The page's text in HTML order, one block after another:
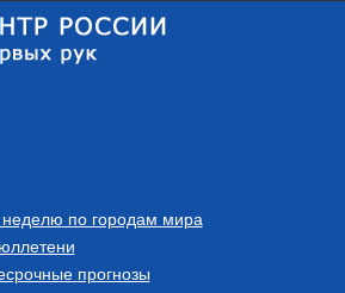
неделю по городам мира
прогнозы